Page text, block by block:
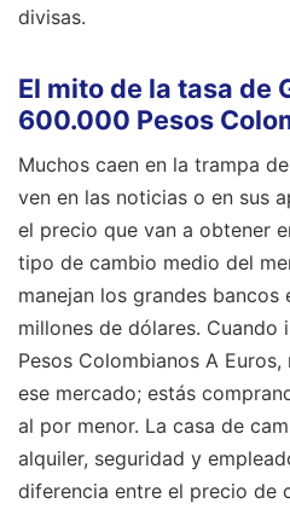
divisas.
El mito de la tasa de
600.000 Pesos
Muchos caen en la trampa
ven en las noticias o en sus
el precio que van a obtener
tipo de cambio medio del
manejan los grandes bancos
millones de dólares. Cuando
Pesos Colombianos A
ese mercado; estás
al por menor. La casa de
alquiler, seguridad y
diferencia entre el precio de